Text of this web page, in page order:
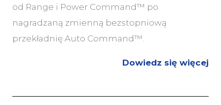
od Range i Power Command™ po
nagradzaną zmienną bezstopniową
przekładnię Auto Command™.
Dowiedz się więcej